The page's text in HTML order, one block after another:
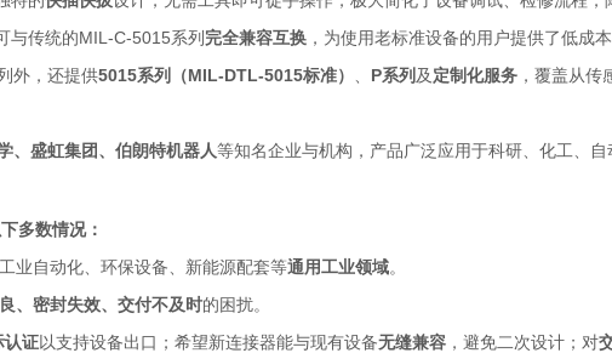
与传统的MIL-C-5015系列 完全兼容互换 ，为使用老标准设备的用户提供了低成
外，还提供5015系列（MIL-DTL-5015标准） P系列 及定制化服务 ，覆盖从传
、盛虹集团、伯朗特机器人等知名企业与机构，产品广泛应用于科研、化工、
多数情况：
业自动化、环保设备、新能源配套等通用工业领域。
、密封失效、交付不及时的困扰。
认证以支持设备出口；希望新连接器能与现有设备无缝兼容 ，避免二次设计；对